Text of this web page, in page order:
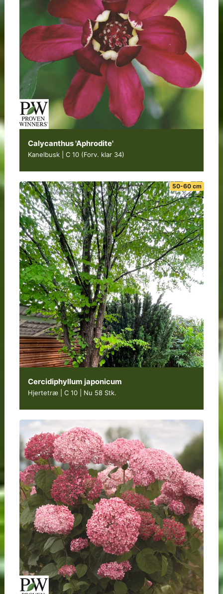
Calycanthus 'Aphrodite'
Kanelbusk | C 10 (Forv. klar 34)
50-60 cm
Cercidiphyllum japonicum
Hjertetræ | C 10 Nu 58 Stk.